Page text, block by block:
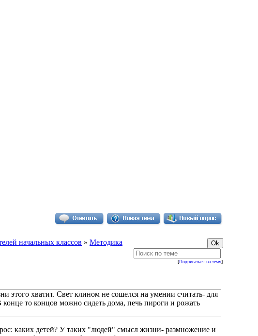
начальных классов » Методика
[Подписаться на тему]
этого хватит. Свет клином не сошелся на умении считать- для
конце то концов можно сидеть дома, печь пироги и рожать
каких детей? У таких "людей" смысл жизни- размножение и